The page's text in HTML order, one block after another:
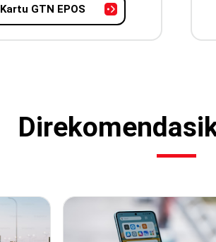
Kartu GTN EPOS